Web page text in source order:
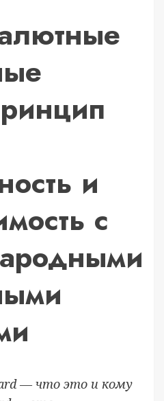
и
с
— что это и кому